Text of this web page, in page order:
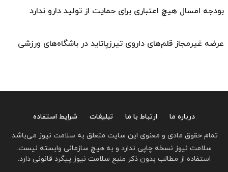
بودجه امسال هیچ اعتباری برای حمایت از تولید دارو ندارد
عرضه غیرمجاز قلم‌های داروی تیرزپاتاید در باشگاه‌های ورزشی
درباره ما ارتباط با ما تبلیغات
شرایط استفاده
تمام حقوق مادی و معنوی این سایت متعلق به سلامت نیوز می‌باشد.
سلامت نیوز نسخه چاپی ندارد و به هیچ سازمانی وابسته نیست.
استفاده از مطالب بدون ذکر منبع سلامت نیوز پیگرد قانونی دارد.